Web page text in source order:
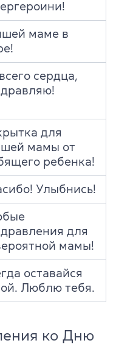
маме в
сердца,
для
мамы от
ребенка!
Улыбнись!
для
мамы!
оставайся
Люблю тебя.
ко Дню